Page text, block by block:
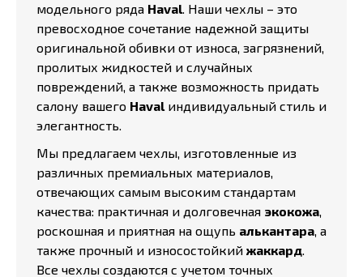
модельного ряда Haval. Наши чехлы – это
превосходное сочетание надежной защиты
оригинальной обивки от износа, загрязнений,
пролитых жидкостей и случайных
повреждений, а также возможность придать
салону вашего Havalиндивидуальный стиль и
элегантность.
Мы предлагаем чехлы, изготовленные из
различных премиальных материалов,
отвечающих самым высоким стандартам
качества: практичная и долговечная экокожа,
роскошная и приятная на ощупь алькантара, а
также прочный и износостойкий жаккард.
Все чехлы создаются с учетом точных